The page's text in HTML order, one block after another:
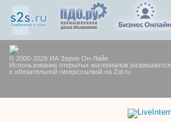
© 2000-2026 ИА Зерно Он-Лайн
Использование открытых материалов разрешается
с обязательной гиперссылкой на Zol.ru